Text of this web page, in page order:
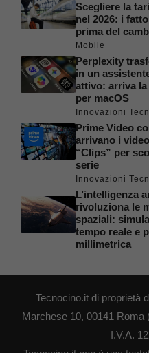
Scegliere la
nel 2026: i
prima del
Mobile
Perplexity
in un
attivo: arriva
per macOS
Innovazioni
Prime Video
arrivano i
“Clips” per
serie
Innovazioni
L’intelligenza
rivoluziona le
spaziali:
tempo reale e
millimetrica
Tecnocino.it di proprietà
Marchese 10, 00141 Roma
I.V.A.